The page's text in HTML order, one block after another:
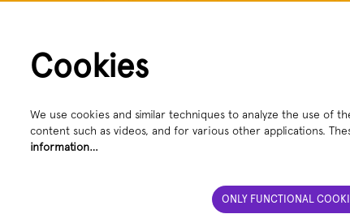
Open: Tue – Fri, 2:00 PM – 6:00 PM
088 356 5 356
service@hnt.nl
Cookies
We use cookies and similar techniques to analyze the use of
content such as videos, and for various other applications.
information…
ONLY FUNCTIONAL